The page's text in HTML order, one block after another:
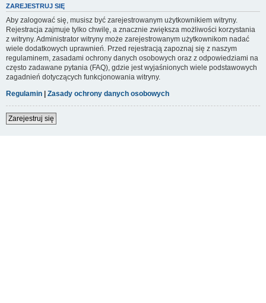
ZAREJESTRUJ SIĘ
Aby zalogować się, musisz być zarejestrowanym użytkownikiem witryny.
Rejestracja zajmuje tylko chwilę, a znacznie zwiększa możliwości korzystania
z witryny. Administrator witryny może zarejestrowanym użytkownikom nadać
wiele dodatkowych uprawnień. Przed rejestracją zapoznaj się z naszym
regulaminem, zasadami ochrony danych osobowych oraz z odpowiedziami na
często zadawane pytania (FAQ), gdzie jest wyjaśnionych wiele podstawowych
zagadnień dotyczących funkcjonowania witryny.
Regulamin | Zasady ochrony danych osobowych
Zarejestruj się